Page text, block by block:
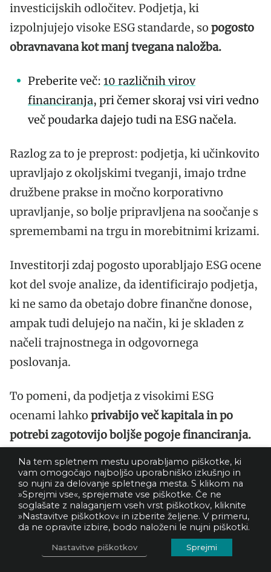
investicijskih odločitev. Podjetja, ki
izpolnjujejo visoke ESG standarde, so pogosto
obravnavana kot manj tvegana naložba.
Preberite več: 10 različnih virov
financiranja, pri čemer skoraj vsi viri vedno
več poudarka dajejo tudi na ESG načela.
Razlog za to je preprost: podjetja, ki učinkovito
upravljajo z okoljskimi tveganji, imajo trdne
družbene prakse in močno korporativno
upravljanje, so bolje pripravljena na soočanje s
spremembami na trgu in morebitnimi krizami.
Investitorji zdaj pogosto uporabljajo ESG ocene
kot del svoje analize, da identificirajo podjetja,
ki ne samo da obetajo dobre finančne donose,
ampak tudi delujejo na način, ki je skladen z
načeli trajnostnega in odgovornega
poslovanja.
To pomeni, da podjetja z visokimi ESG
ocenami lahko privabijo več kapitala in po
potrebi zagotovijo boljše pogoje financiranja.
4.3. Izpolnjevanje regulativnih
zahtev in standardov
Javne institucije in regulatorji vse bolj uvajajo
zakonodajo, ki zahteva večjo transparentnost
Na tem spletnem mestu uporabljamo piškotke, ki
vam omogočajo najboljšo uporabniško izkušnjo in
so nujni za delovanje spletnega mesta. S klikom na
»Sprejmi vse«, sprejemate vse piškotke. Če ne
soglašate z nalaganjem vseh vrst piškotkov, kliknite
»Nastavitve piškotkov« in izberite željene. V primeru,
da ne opravite izbire, bodo naloženi le nujni piškotki.
Nastavitve piškotkov Sprejmi